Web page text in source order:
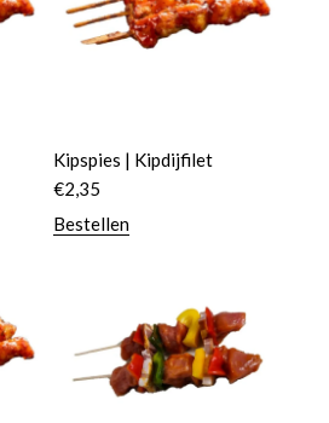
Kipspies | Kipdijfilet
€2,35
Bestellen